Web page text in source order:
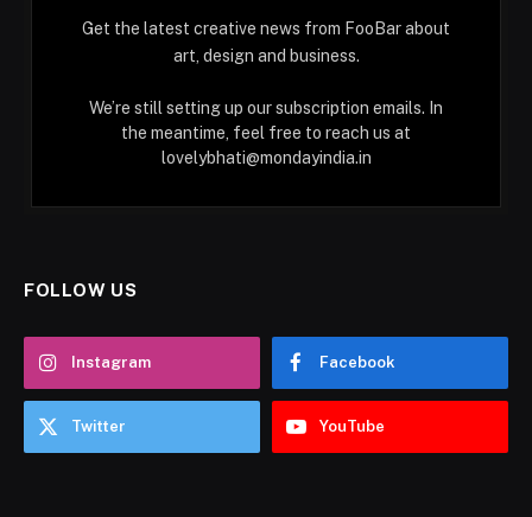
Get the latest creative news from FooBar about
art, design and business.
We’re still setting up our subscription emails. In
the meantime, feel free to reach us at
lovelybhati@mondayindia.in
FOLLOW US
Instagram Facebook
Twitter YouTube